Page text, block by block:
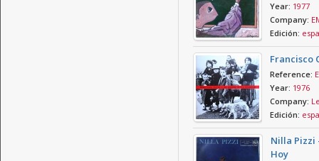
Year: 1977
Company:
Edición:
Francisco
Reference:
Year: 1976
Company:
Edición:
Nilla Pizzi
Hoy